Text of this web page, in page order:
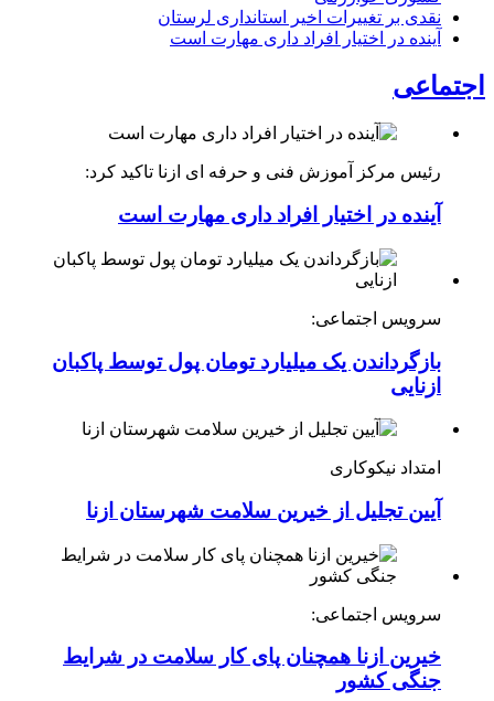
نقدی بر تغییرات اخیر استانداری لرستان
آینده در اختیار افراد داری مهارت است
اجتماعی
رئیس مرکز آموزش فنی و حرفه ای ازنا تاکید کرد:
آینده در اختیار افراد داری مهارت است
سرویس اجتماعی:
بازگرداندن یک میلیارد تومان پول توسط پاکبان
ازنایی
امتداد نیکوکاری
آیین تجلیل از خیرین سلامت شهرستان ازنا
سرویس اجتماعی:
خیرین ازنا همچنان پای کار سلامت در شرایط
جنگی کشور